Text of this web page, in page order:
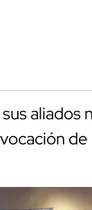
aliados